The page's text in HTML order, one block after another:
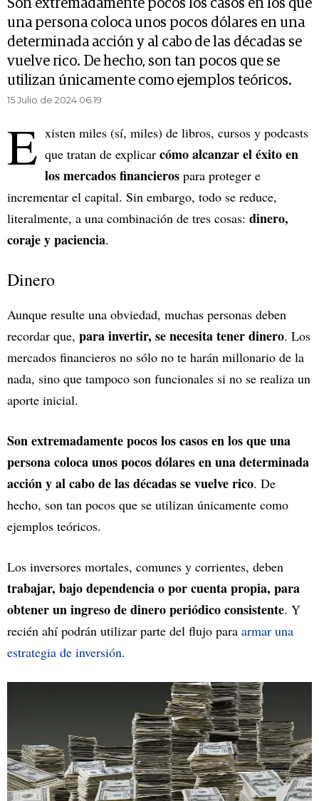
Son extremadamente pocos los casos en los que
una persona coloca unos pocos dólares en una
determinada acción y al cabo de las décadas se
vuelve rico. De hecho, son tan pocos que se
utilizan únicamente como ejemplos teóricos.
15 Julio de 2024 06.19
E xisten miles (sí, miles) de libros, cursos y podcasts
que tratan de explicar cómo alcanzar el éxito en
los mercados financieros para proteger e
incrementar el capital. Sin embargo, todo se reduce,
literalmente, a una combinación de tres cosas: dinero,
coraje y paciencia.
Dinero
Aunque resulte una obviedad, muchas personas deben
recordar que, para invertir, se necesita tener dinero. Los
mercados financieros no sólo no te harán millonario de la
nada, sino que tampoco son funcionales si no se realiza un
aporte inicial.
Son extremadamente pocos los casos en los que una
persona coloca unos pocos dólares en una determinada
acción y al cabo de las décadas se vuelve rico. De
hecho, son tan pocos que se utilizan únicamente como
ejemplos teóricos.
Los inversores mortales, comunes y corrientes, deben
trabajar, bajo dependencia o por cuenta propia, para
obtener un ingreso de dinero periódico consistente. Y
recién ahí podrán utilizar parte del flujo para armar una
estrategia de inversión.